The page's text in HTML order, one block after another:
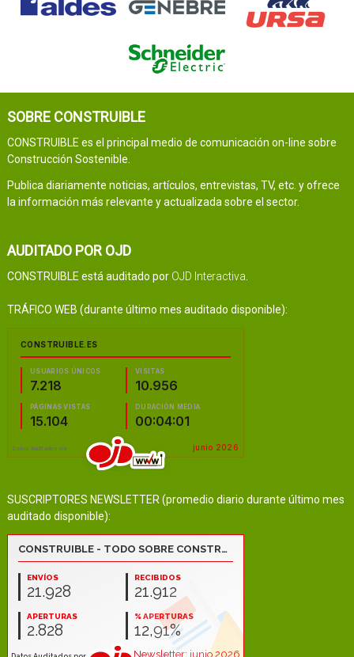
SOBRE CONSTRUIBLE
CONSTRUIBLE es el principal medio de comunicación on-line sobre
Construcción Sostenible.
Publica diariamente noticias, artículos, entrevistas, TV, etc. y ofrece
la información más relevante y actualizada sobre el sector.
AUDITADO POR OJD
CONSTRUIBLE está auditado por OJD Interactiva
TRÁFICO WEB (durante último mes auditado disponible):
SUSCRIPTORES NEWSLETTER (promedio diario durante último mes
auditado disponible):